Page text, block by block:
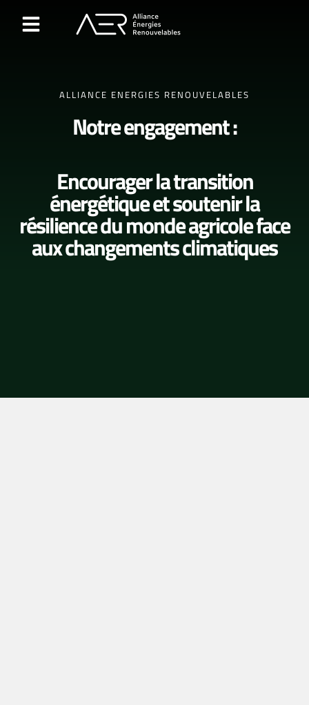
ALLIANCE ENERGIES RENOUVELABLES
Notre engagement :
Encourager la transition
énergétique et soutenir la
résilience du monde agricole face
aux changements climatiques